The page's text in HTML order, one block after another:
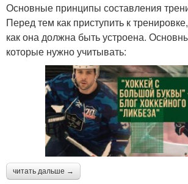
Основные принципы составления
Перед тем как приступить к
как она должна быть устроена.
которые нужно учитывать:
читать дальше →